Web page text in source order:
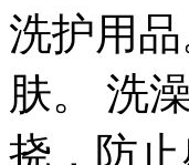
洗护用
肤。 洗
挠，防